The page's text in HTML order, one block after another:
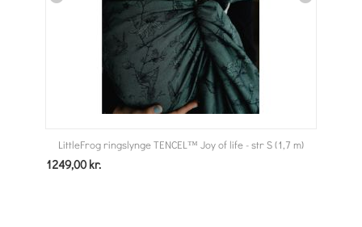
LittleFrog ringslynge TENCEL™ Joy of life - str S (1,7 m)
1249,00 kr.